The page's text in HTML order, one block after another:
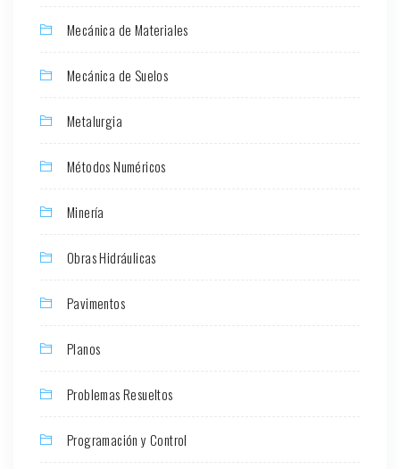
Mecánica de Materiales
Mecánica de Suelos
Metalurgia
Métodos Numéricos
Minería
Obras Hidráulicas
Pavimentos
Planos
Problemas Resueltos
Programación y Control